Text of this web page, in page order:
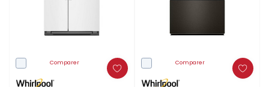
Comparer Comparer